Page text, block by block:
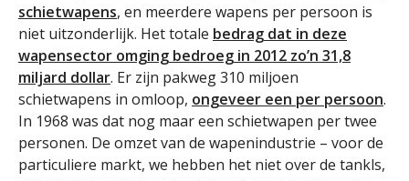
schietwapens, en meerdere wapens per persoon is
niet uitzonderlijk. Het totale bedrag dat in deze
wapensector omging bedroeg in 2012 zo’n 31,8
miljard dollar. Er zijn pakweg 310 miljoen
schietwapens in omloop, ongeveer een per persoon.
In 1968 was dat nog maar een schietwapen per twee
personen. De omzet van de wapenindustrie – voor de
particuliere markt, we hebben het niet over de tankls,